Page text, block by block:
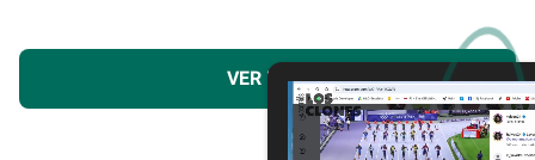
VER MÁS